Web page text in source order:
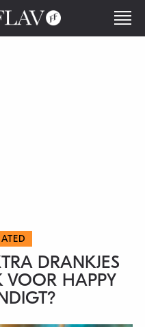
DRANKJES
VOOR HAPPY